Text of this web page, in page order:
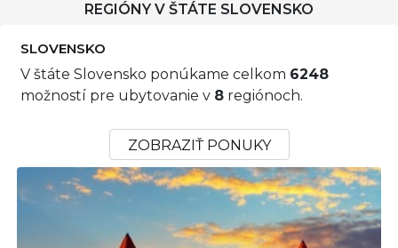
REGIÓNY V ŠTÁTE SLOVENSKO
SLOVENSKO
V štáte Slovensko ponúkame celkom 6248
možností pre ubytovanie v 8 regiónoch.
ZOBRAZIŤ PONUKY